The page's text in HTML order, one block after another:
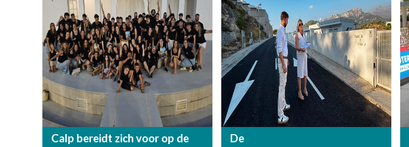
Calp bereidt zich voor op de
De